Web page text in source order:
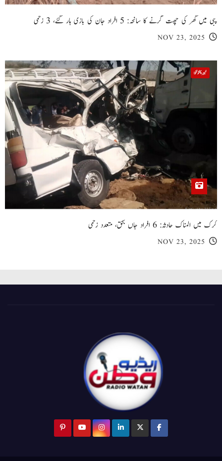
پبی میں گھر کی چھت گرنے کا سانحہ: 5 افراد جان کی بازی ہار گئے، 3 زخمی
NOV 23, 2025
خیبر پختونخوا
کرک میں المناک حادثہ: 6 افراد جاں بحق، متعدد زخمی
NOV 23, 2025